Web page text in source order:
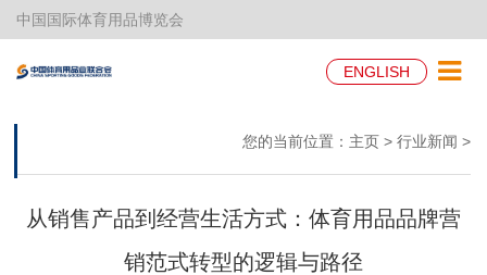
中国国际体育用品博览会
ENGLISH
您的当前位置： 主页 > 行业新闻 >
从销售产品到经营生活方式：体育用品品牌营
销范式转型的逻辑与路径